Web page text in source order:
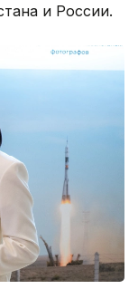
и России.